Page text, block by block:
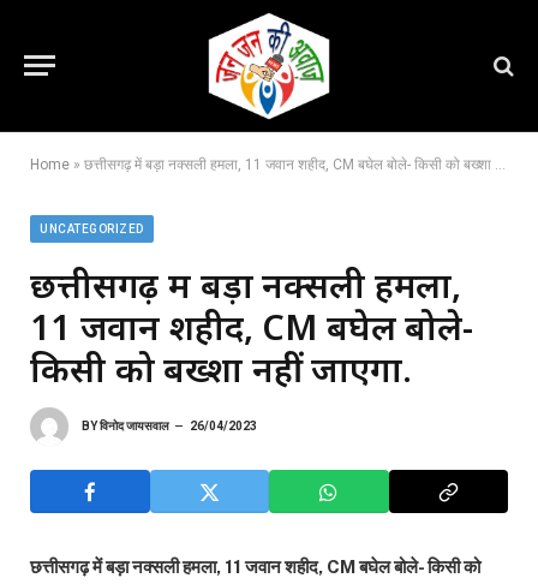
Home » छत्तीसगढ़ में बड़ा नक्सली हमला, 11 जवान शहीद, CM बघेल बोले- किसी को बख्शा नहीं जाएगा.
UNCATEGORIZED
छत्तीसगढ़ में बड़ा नक्सली हमला,
11 जवान शहीद, CM बघेल बोले-
किसी को बख्शा नहीं जाएगा.
BYविनोद जायसवाल 26/04/2023
छत्तीसगढ़ में बड़ा नक्सली हमला, 11 जवान शहीद, CM बघेल बोले- किसी को